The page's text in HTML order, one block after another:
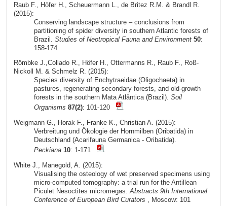
Raub F., Höfer H., Scheuermann L., de Britez R.M. & Brandl R.
(2015):
Conserving landscape structure – conclusions from
partitioning of spider diversity in southern Atlantic forests of
Brazil. Studies of Neotropical Fauna and Environment 50:
158-174
Römbke J.,Collado R., Höfer H., Ottermanns R., Raub F., Roß-
Nickoll M. & Schmelz R. (2015):
Species diversity of Enchytraeidae (Oligochaeta) in
pastures, regenerating secondary forests, and old-growth
forests in the southern Mata Atlântica (Brazil). Soil
Organisms 87(2): 101-120
Weigmann G., Horak F., Franke K., Christian A. (2015):
Verbreitung und Ökologie der Hornmilben (Oribatida) in
Deutschland (Acarifauna Germanica - Oribatida).
Peckiana 10: 1-171
White J., Manegold, A. (2015):
Visualising the osteology of wet preserved specimens using
micro-computed tomography: a trial run for the Antillean
Piculet Nesoctites micromegas.Abstracts 9th International
Conference of European Bird Curators , Moscow: 101